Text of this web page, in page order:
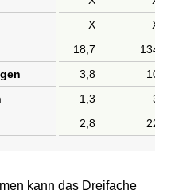
kann das Dreifache